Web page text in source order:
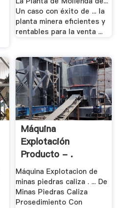
Un caso con éxito de ... la
planta minera eficientes y
rentables para la venta ...
Máquina
Explotación
Producto - .
Máquina Explotacion de
minas piedras caliza . ... De
Minas Piedras Caliza
Prosedimiento Con